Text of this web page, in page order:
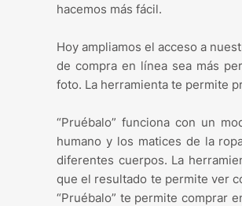
hacemos más fácil.
Hoy ampliamos el acceso a
de compra en línea sea más
foto. La herramienta te permite
“Pruébalo” funciona con un
humano y los matices de la
diferentes cuerpos. La
que el resultado te permite ver
“Pruébalo” te permite comprar